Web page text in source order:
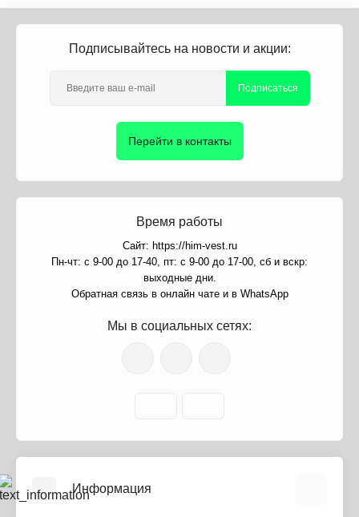
Подписывайтесь на новости и акции:
Подписаться
Перейти в контакты
Время работы
Сайт: https://him-vest.ru
Пн-чт: с 9-00 до 17-40, пт: с 9-00 до 17-00, сб и вскр:
выходные дни.
Обратная связь в онлайн чате и в WhatsApp
Мы в социальных сетях:
Информация